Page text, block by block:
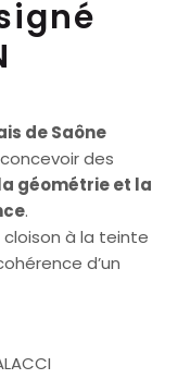
de Saône
des
géométrie et la
.
à la teinte
d’un